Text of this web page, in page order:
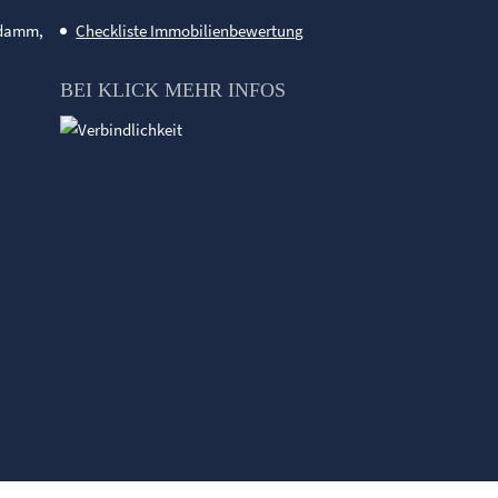
Checkliste Immobilienbewertung
BEI KLICK MEHR INFOS